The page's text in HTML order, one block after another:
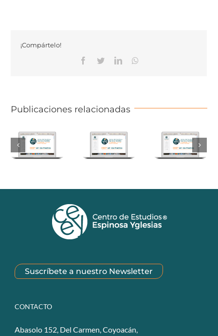
¡Compártelo!
Facebook
TwitterLinkedinWhatsapp
Publicaciones relacionadas
Suscríbete a nuestro Newsletter
CONTACTO
Abasolo 152, Del Carmen, Coyoacán,